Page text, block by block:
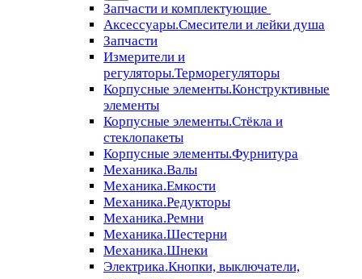
Запчасти и комплектующие
Аксессуары.Смесители и лейки душа
Запчасти
Измерители и
регуляторы.Терморегуляторы
Корпусные элементы.Конструктивные
элементы
Корпусные элементы.Стёкла и
стеклопакеты
Корпусные элементы.Фурнитура
Механика.Валы
Механика.Емкости
Механика.Редукторы
Механика.Ремни
Механика.Шестерни
Механика.Шнеки
Электрика.Кнопки, выключатели,